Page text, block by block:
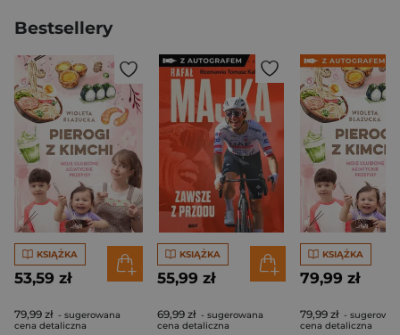
Bestsellery
KSIĄŻKA
53,59 zł
79,99 zł - sugerowana
cena detaliczna
KSIĄŻKA
55,99 zł
69,99 zł - sugerowana
cena detaliczna
KSIĄŻKA
79,99 zł
79,99 zł -
cena detaliczna